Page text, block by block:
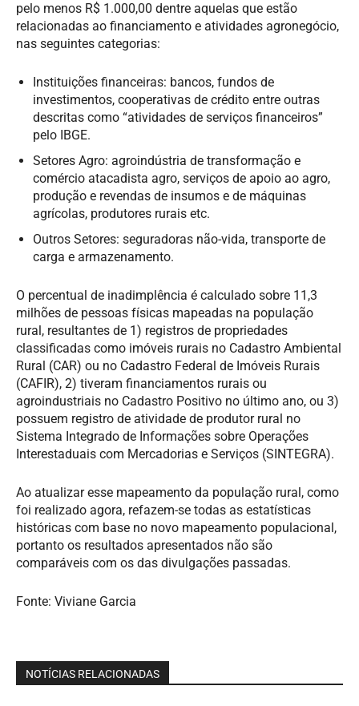
pelo menos R$ 1.000,00 dentre aquelas que estão
relacionadas ao financiamento e atividades agronegócio,
nas seguintes categorias:
Instituições financeiras: bancos, fundos de
investimentos, cooperativas de crédito entre outras
descritas como “atividades de serviços financeiros”
pelo IBGE.
Setores Agro: agroindústria de transformação e
comércio atacadista agro, serviços de apoio ao agro,
produção e revendas de insumos e de máquinas
agrícolas, produtores rurais etc.
Outros Setores: seguradoras não-vida, transporte de
carga e armazenamento.
O percentual de inadimplência é calculado sobre 11,3
milhões de pessoas físicas mapeadas na população
rural, resultantes de 1) registros de propriedades
classificadas como imóveis rurais no Cadastro Ambiental
Rural (CAR) ou no Cadastro Federal de Imóveis Rurais
(CAFIR), 2) tiveram financiamentos rurais ou
agroindustriais no Cadastro Positivo no último ano, ou 3)
possuem registro de atividade de produtor rural no
Sistema Integrado de Informações sobre Operações
Interestaduais com Mercadorias e Serviços (SINTEGRA).
Ao atualizar esse mapeamento da população rural, como
foi realizado agora, refazem-se todas as estatísticas
históricas com base no novo mapeamento populacional,
portanto os resultados apresentados não são
comparáveis com os das divulgações passadas.
Fonte: Viviane Garcia
NOTÍCIAS RELACIONADAS